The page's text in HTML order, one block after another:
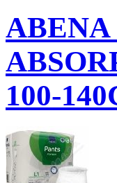
100-